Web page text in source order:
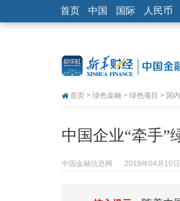
首页 中国 国际 人民币
首页 > 绿色金融 > 绿色项目 > 国
中国企业“牵手”
中国金融信息网 2019年04月10